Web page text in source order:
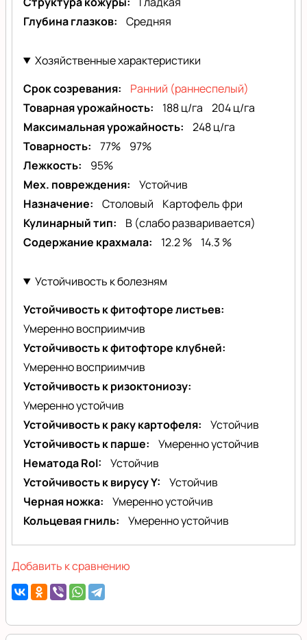
Глубина глазков
Средняя
Хозяйственные характеристики
Срок созревания
Ранний (раннеспелый)
Товарная урожайность
188 ц/га
204 ц/га
Максимальная урожайность
248 ц/га
Товарность
77%
97%
Лежкость
95%
Мех. повреждения
Устойчив
Назначение
Столовый
Картофель фри
Кулинарный тип
B (слабо разваривается)
Содержание крахмала
12.2 % 14.3 %
Устойчивость к болезням
Устойчивость к фитофторе листьев
Умеренно восприимчив
Устойчивость к фитофторе клубней
Умеренно восприимчив
Устойчивость к ризоктониозу
Умеренно устойчив
Устойчивость к раку картофеля
Устойчив
Устойчивость к парше
Умеренно устойчив
Нематода RoI
Устойчив
Устойчивость к вирусу Y
Устойчив
Черная ножка
Умеренно устойчив
Кольцевая гниль
Умеренно устойчив
Добавить к сравнению